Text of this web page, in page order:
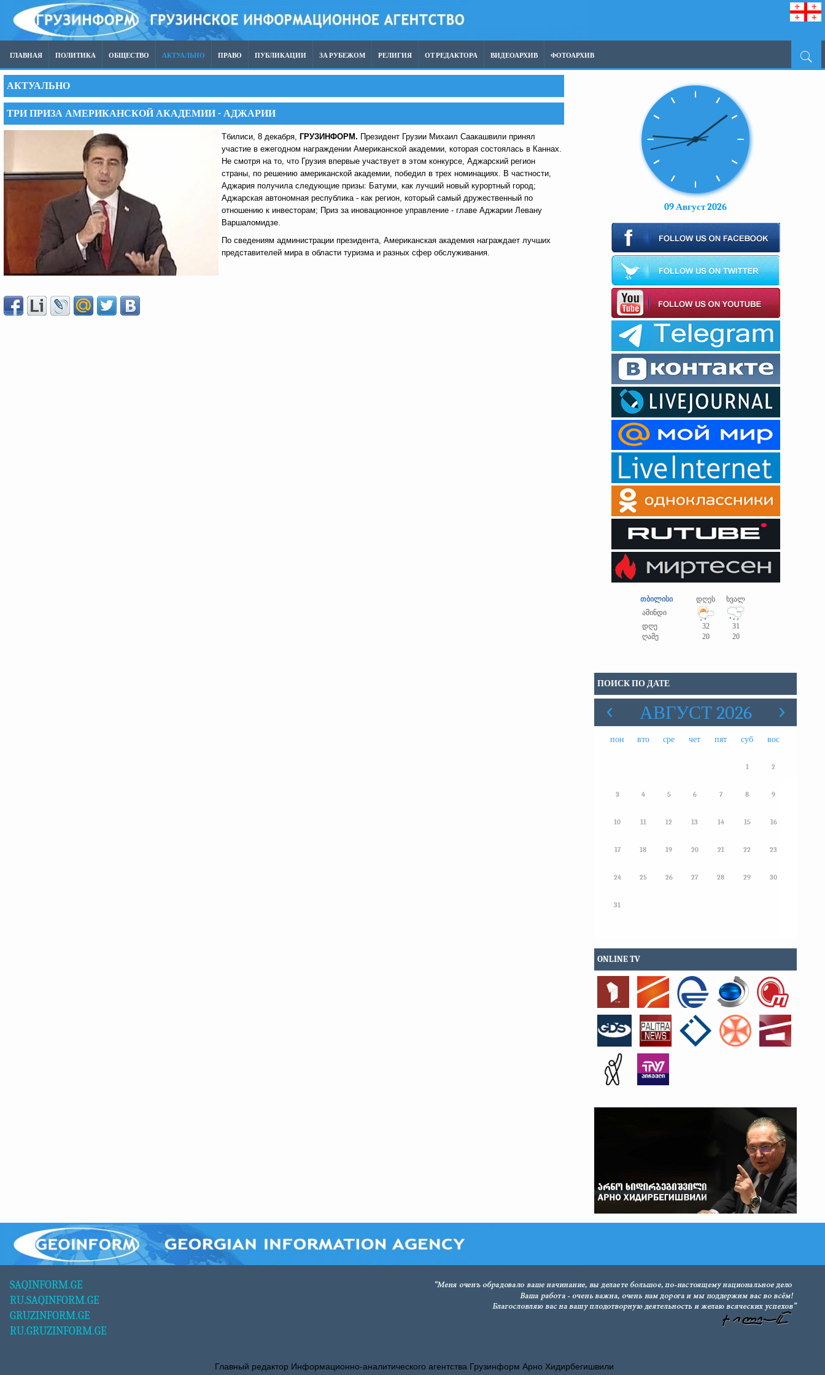
ГЛАВНАЯ ПОЛИТИКА ОБЩЕСТВО АКТУАЛЬНО ПРАВО ПУБЛИКАЦИИ ЗА РУБЕЖОМ РЕЛИГИЯ ОТ РЕДАКТОРА ВИДЕОАРХИВ ФОТОАРХИВ
АКТУАЛЬНО
ТРИ ПРИЗА АМЕРИКАНСКОЙ АКАДЕМИИ - АДЖАРИИ
Тбилиси, 8 декабря, ГРУЗИНФОРМ. Президент Грузии Михаил Саакашвили принял
участие в ежегодном награждении Американской академии, которая состоялась в Каннах.
Не смотря на то, что Грузия впервые участвует в этом конкурсе, Аджарский регион
страны, по решению американской академии, победил в трех номинациях. В частности,
Аджария получила следующие призы: Батуми, как лучший новый курортный город;
Аджарская автономная республика - как регион, который самый дружественный по
отношению к инвесторам; Приз за иновационное управление - главе Аджарии Левану
Варшаломидзе.
По сведениям администрации президента, Американская академия награждает лучших
представителей мира в области туризма и разных сфер обслуживания.
09 Август 2026
თბილისი დღეს
ხვალ
ამინდი
დღე
32
31
ღამე
20 20
ПОИСК ПО ДАТЕ
АВГУСТ 2026
пон вто сре чет пят суб вос
1 2
3 4 5 6 7 8 9
10 11 12 13 14 15 16
17 18 19 20 21 22 23
24 25 26 27 28 29 30
31
ONLINE TV
SAQINFORM.GE
RU.SAQINFORM.GE
GRUZINFORM.GE
RU.GRUZINFORM.GE
Главный редактор Информационно-аналитического агентства Грузинформ Арно Хидирбегишвили